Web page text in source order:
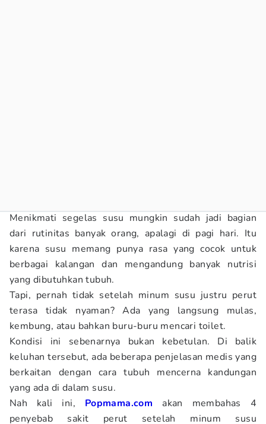
Menikmati segelas susu mungkin sudah jadi bagian
dari rutinitas banyak orang, apalagi di pagi hari. Itu
karena susu memang punya rasa yang cocok untuk
berbagai kalangan dan mengandung banyak nutrisi
yang dibutuhkan tubuh.
Tapi, pernah tidak setelah minum susu justru perut
terasa tidak nyaman? Ada yang langsung mulas,
kembung, atau bahkan buru-buru mencari toilet.
Kondisi ini sebenarnya bukan kebetulan. Di balik
keluhan tersebut, ada beberapa penjelasan medis yang
berkaitan dengan cara tubuh mencerna kandungan
yang ada di dalam susu.
Nah kali ini, Popmama.com akan membahas 4
penyebab sakit perut setelah minum susu